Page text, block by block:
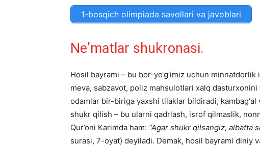
1-bosqich olimpiada savollari va javoblari
Neʼmatlar shukronasi.
Hosil bayrami – bu bor-yo‘g‘imiz uchun
meva, sabzavot, poliz mahsulotlari xalq dasturxonini
odamlar bir-biriga yaxshi tilaklar bildiradi, kambag‘al
shukr qilish – bu ularni qadrlash, isrof qilmaslik,
Qur’oni Karimda ham: “Agar shukr qilsangiz, albatta
surasi, 7-oyat) deyiladi. Demak, hosil bayrami diniy